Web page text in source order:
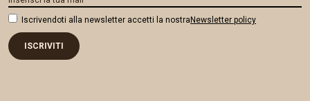
Iscrivendoti alla newsletter accetti la nostraNewsletter policy
ISCRIVITI